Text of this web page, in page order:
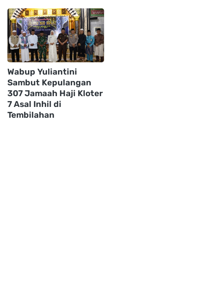
Wabup Yuliantini
Sambut Kepulangan
307 Jamaah Haji Kloter
7 Asal Inhil di
Tembilahan